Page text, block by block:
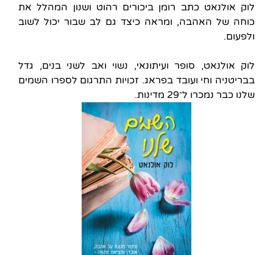
לוק אולנאט כתב רומן ביכורים רהוט ושנון המהלל את
כוחה של האהבה, ומראה כיצד גם לב שבור יכול לשוב
ולפעום.
לוק אולנאט, סופר ועיתונאי, נשוי ואב לשני בנים, גדל
בבריטניה וחי ועובד בפראג. זכויות התרגום לספרו השמים
שלנו כבר נמכרו ל־29 מדינות.